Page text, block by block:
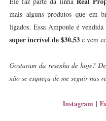
mais alguns produtos que em
ligados. Essa Ampoule é vendida
super incrível de $30,53e vem
Gostaram da resenha de hoje?
não se esqueça de me seguir nas
Instagram |